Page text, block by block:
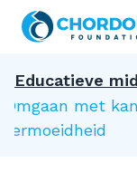
Skip to Main
Educatieve
Omgaan met
vermoeidheid